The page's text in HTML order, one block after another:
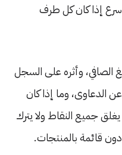
إذا كان كل طرف
الصافي، وأثره على السجل
عن الدعاوى، وما إذا كان
جميع النقاط ولا يترك
قائمة بالمنتجات.